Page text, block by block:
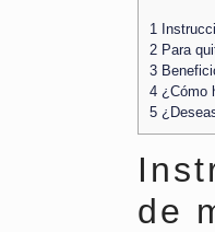
1
2 Para
3
4 ¿Cómo
5
de